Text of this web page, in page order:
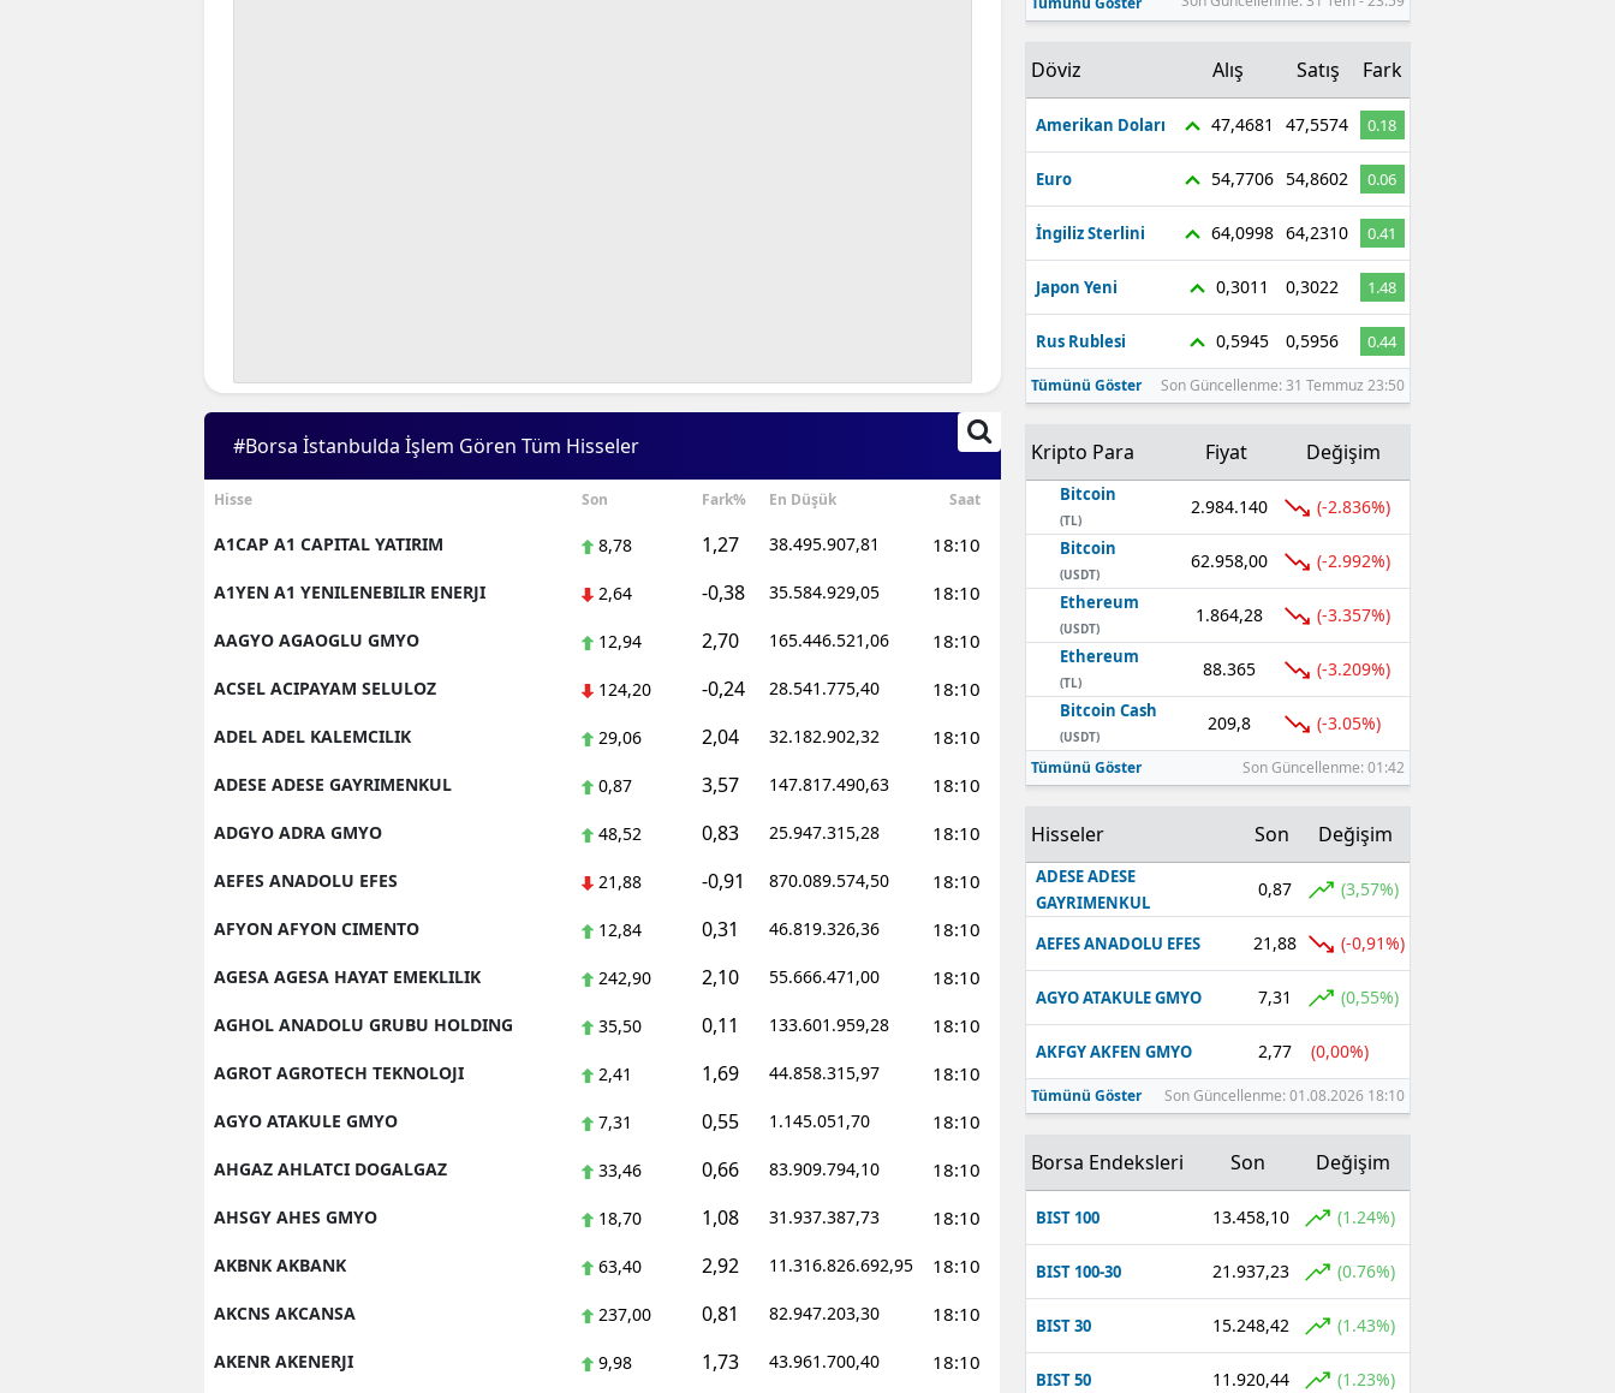
Çorum
Mersin
İstanbul
İzmir
Kars
Kastamonu
Kayseri
#Borsa İstanbulda İşlem Gören Tüm Hisseler
Hisse Son Fark% En Düşük Saat
A1CAP A1 CAPITAL YATIRIM 8,78 1,27 38.495.907,81 18:10
A1YEN A1 YENILENEBILIR ENERJI 2,64 -0,38 35.584.929,05 18:10
AAGYO AGAOGLU GMYO 12,94 2,70 165.446.521,06 18:10
ACSEL ACIPAYAM SELULOZ 124,20 -0,24 28.541.775,40 18:10
ADEL ADEL KALEMCILIK 29,06 2,04 32.182.902,32 18:10
ADESE ADESE GAYRIMENKUL 0,87 3,57 147.817.490,63 18:10
ADGYO ADRA GMYO 48,52 0,83 25.947.315,28 18:10
AEFES ANADOLU EFES 21,88 -0,91 870.089.574,50 18:10
AFYON AFYON CIMENTO 12,84 0,31 46.819.326,36 18:10
AGESA AGESA HAYAT EMEKLILIK 242,90 2,10 55.666.471,00 18:10
AGHOL ANADOLU GRUBU HOLDING 35,50 0,11 133.601.959,28 18:10
AGROT AGROTECH TEKNOLOJI 2,41 1,69 44.858.315,97 18:10
AGYO ATAKULE GMYO 7,31 0,55 1.145.051,70 18:10
AHGAZ AHLATCI DOGALGAZ 33,46 0,66 83.909.794,10 18:10
AHSGY AHES GMYO 18,70 1,08 31.937.387,73 18:10
AKBNK AKBANK 63,40 2,92 11.316.826.692,95 18:10
AKCNS AKCANSA 237,00 0,81 82.947.203,30 18:10
AKENR AKENERJI 9,98 1,73 43.961.700,40 18:10
Döviz Alış Satış Fark
Amerikan Doları 47,4681 47,5574 0.18
Euro 54,7706 54,8602 0.06
İngiliz Sterlini 64,0998 64,2310 0.41
Japon Yeni 0,3011 0,3022 1.48
Rus Rublesi 0,5945 0,5956 0.44
Tümünü Göster Son Güncellenme: 31 Temmuz 23:50
Kripto Para Fiyat Değişim
Bitcoin
(TL)
2.984.140 (-2.836%)
Bitcoin
(USDT)
62.958,00 (-2.992%)
Ethereum
(USDT)
1.864,28 (-3.357%)
Ethereum
(TL)
88.365 (-3.209%)
Bitcoin Cash
(USDT)
209,8 (-3.05%)
Tümünü Göster Son Güncellenme: 01:42
Hisseler Son Değişim
ADESE ADESE
GAYRIMENKUL
0,87 (3,57%)
AEFES ANADOLU EFES 21,88 (-0,91%)
AGYO ATAKULE GMYO 7,31 (0,55%)
AKFGY AKFEN GMYO 2,77 (0,00%)
Tümünü Göster Son Güncellenme: 01.08.2026 18:10
Borsa Endeksleri Son Değişim
BIST 100 13.458,10 (1.24%)
BIST 100-30 21.937,23 (0.76%)
BIST 30 15.248,42 (1.43%)
BIST 50 11.920,44 (1.23%)